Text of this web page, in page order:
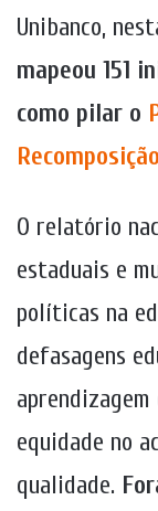
Unibanco,
mapeou 151
como pilar o
O relatório
estaduais e
políticas na
defasagens
equidade no
qualidade.